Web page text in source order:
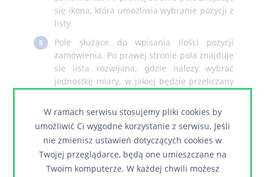
się ikona, która umożliwia wybranie pozycji z
listy.
5
Pole służące do wpisania ilości pozycji
zamówienia. Po prawej stronie pola znajduje
sie lista rozwijana, gdzie nalezy wybrać
jednostkę miary, w jakiej będzie przeliczany
Pole służące do wpisania ceny netto pozycji
zamówienia (pole wypełnia się
automatycznie w przypadku wybrania opcji
przeliczania od ceny brutto i jej wpisaniu).
Pole służące do wpisania ceny brutto
W ramach serwisu stosujemy pliki cookies by
umożliwić Ci wygodne korzystanie z serwisu. Jeśli
nie zmienisz ustawień dotyczących cookies w
Twojej przeglądarce, będą one umieszczane na
Twoim komputerze. W każdej chwili możesz